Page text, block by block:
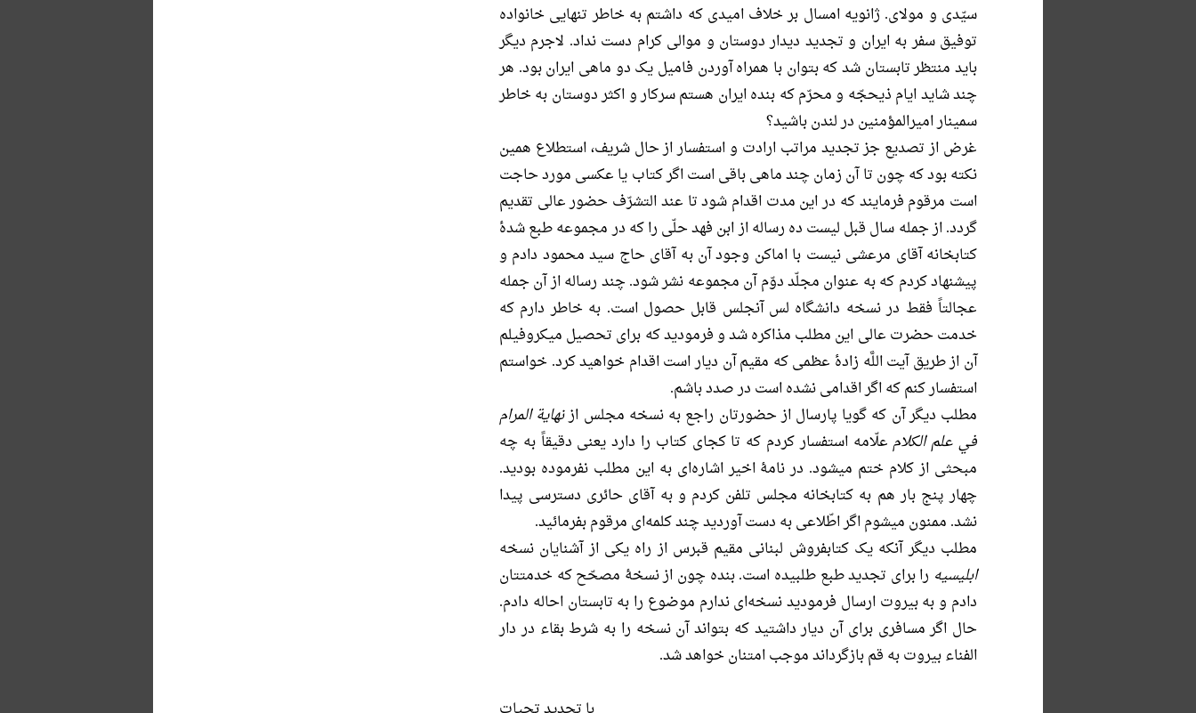
سیّدى و مولاى. ژانویه امسال بر خلاف امیدى که داشتم به خاطر تنهایى خانواده
توفیق سفر به ایران و تجدید دیدار دوستان و موالى کرام دست نداد. لاجرم دیگر
باید منتظر تابستان شد که بتوان با همراه آوردن فامیل یک دو ماهى ایران بود. هر
چند شاید ایام ذیحجّه و محرّم که بنده ایران هستم سرکار و اکثر دوستان به خاطر
سمینار امیرالمؤمنین در لندن باشید؟
غرض از تصدیع جز تجدید مراتب ارادت و استفسار از حال شریف، استطلاع همین
نکته بود که چون تا آن زمان چند ماهى باقى است اگر کتاب یا عکسى مورد حاجت
است مرقوم فرمایند که در این مدت اقدام شود تا عند التشرّف حضور عالى تقدیم
گردد. از جمله سال قبل لیست ده رساله از ابن فهد حلّى را که در مجموعه طبع شدۀ
کتابخانه آقاى مرعشى نیست با اماکن وجود آن به آقاى حاج سید محمود دادم و
پیشنهاد کردم که به عنوان مجلّد دوّم آن مجموعه نشر شود. چند رساله از آن جمله
عجالتاً فقط در نسخه دانشگاه لس آنجلس قابل حصول است. به خاطر دارم که
خدمت حضرت عالى این مطلب مذاکره شد و فرمودید که براى تحصیل میکروفیلم
آن از طریق آیت اللَّه زادۀ عظمى که مقیم آن دیار است اقدام خواهید کرد. خواستم
استفسار کنم که اگر اقدامى نشده است در صدد باشم.
مطلب دیگر آن که گویا پارسال از حضورتان راجع به نسخه مجلس ازنهایة المرام
في علم الکلامعلّامه استفسار کردم که تا کجاى کتاب را دارد یعنى دقیقاً به چه
مبحثى از کلام ختم میشود. در نامۀ اخیر اشاره‌‏اى به این مطلب نفرموده بودید.
چهار پنج بار هم به کتابخانه مجلس تلفن کردم و به آقاى حائرى دسترسى پیدا
نشد. ممنون میشوم اگر اطّلاعى به دست آوردید چند کلمه‏‌اى مرقوم بفرمائید.
مطلب دیگر آنکه یک کتابفروش لبنانى مقیم قبرس از راه یکى از آشنایان نسخه
ابلیسیه را براى تجدید طبع طلبیده است. بنده چون از نسخۀ مصحّح که خدمتتان
دادم و به بیروت ارسال فرمودید نسخه‌‏اى ندارم موضوع را به تابستان احاله دادم.
حال اگر مسافرى براى آن دیار داشتید که بتواند آن نسخه را به شرط بقاء در دار
الفناء بیروت به قم بازگرداند موجب امتنان خواهد شد.